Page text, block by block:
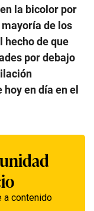
la bicolor por
de los
hecho de que
por debajo
hoy en día en el